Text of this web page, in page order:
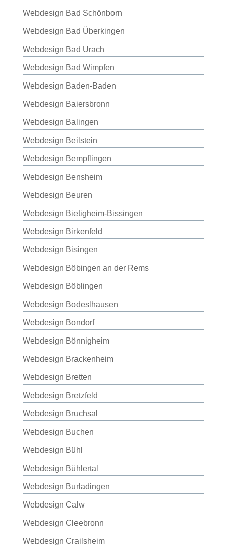
Webdesign Bad Schönborn
Webdesign Bad Überkingen
Webdesign Bad Urach
Webdesign Bad Wimpfen
Webdesign Baden-Baden
Webdesign Baiersbronn
Webdesign Balingen
Webdesign Beilstein
Webdesign Bempflingen
Webdesign Bensheim
Webdesign Beuren
Webdesign Bietigheim-Bissingen
Webdesign Birkenfeld
Webdesign Bisingen
Webdesign Böbingen an der Rems
Webdesign Böblingen
Webdesign Bodeslhausen
Webdesign Bondorf
Webdesign Bönnigheim
Webdesign Brackenheim
Webdesign Bretten
Webdesign Bretzfeld
Webdesign Bruchsal
Webdesign Buchen
Webdesign Bühl
Webdesign Bühlertal
Webdesign Burladingen
Webdesign Calw
Webdesign Cleebronn
Webdesign Crailsheim